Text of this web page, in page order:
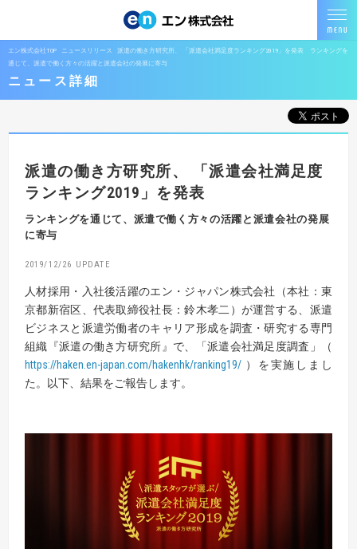
エン株式会社TOP ニュースリリース
派遣の働き方研究所、 「派遣会社満足度ランキング2019」を発表 ランキングを
通じて、派遣で働く方々の活躍と派遣会社の発展に寄与
ニュース詳細
派遣の働き方研究所、
「派遣会社満足度
ランキング2019」を発表
ランキングを通じて、派遣で働く方々の活躍と派遣会社の発展
に寄与
2019/12/26
人材採用・入社後活躍のエン・ジャパン株式会社（本社：東
京都新宿区、代表取締役社長：鈴木孝二）が運営する、派遣
ビジネスと派遣労働者のキャリア形成を調査・研究する専門
組織『派遣の働き方研究所』で、「派遣会社満足度調査」（
https://haken.en-japan.com/hakenhk/ranking19/ ）を実施しまし
た。以下、結果をご報告します。